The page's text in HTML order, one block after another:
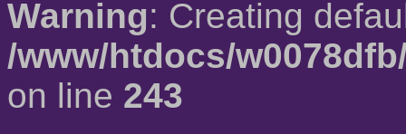
Warning: Creating
/www/htdocs/
on line 243